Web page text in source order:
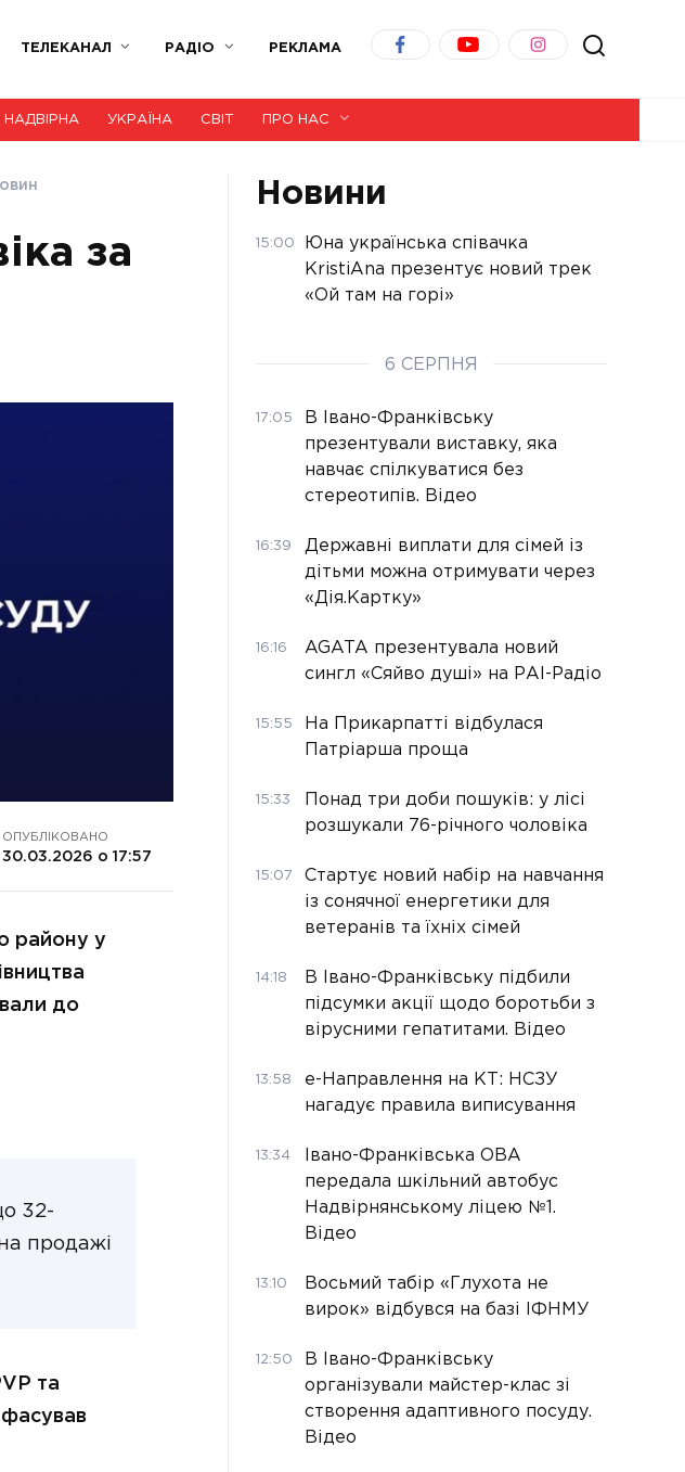
ТЕЛЕКАНАЛ РАДІО РЕКЛАМА
НАДВІРНА УКРАЇНА СВІТ ПРО НАС
за
ОПУБЛІКОВАНО
30.03.2026 о 17:57
району у
до
32-
продажі
та
Новини
15:00
Юна українська співачка
KristiAna презентує новий трек
«Ой там на горі»
6 СЕРПНЯ
17:05
В Івано-Франківську
презентували виставку, яка
навчає спілкуватися без
стереотипів. Відео
16:39
Державні виплати для сімей із
дітьми можна отримувати через
«Дія.Картку»
16:16
AGATA презентувала новий
сингл «Сяйво душі» на РАІ-Радіо
15:55
На Прикарпатті відбулася
Патріарша проща
15:33
Понад три доби пошуків: у лісі
розшукали 76-річного чоловіка
15:07
Стартує новий набір на навчання
із сонячної енергетики для
ветеранів та їхніх сімей
14:18
В Івано-Франківську підбили
підсумки акції щодо боротьби з
вірусними гепатитами. Відео
13:58
е-Направлення на КТ: НСЗУ
нагадує правила виписування
13:34
Івано-Франківська ОВА
передала шкільний автобус
Надвірнянському ліцею №1.
Відео
13:10
Восьмий табір «Глухота не
вирок» відбувся на базі ІФНМУ
12:50
В Івано-Франківську
організували майстер-клас зі
створення адаптивного посуду.
Відео